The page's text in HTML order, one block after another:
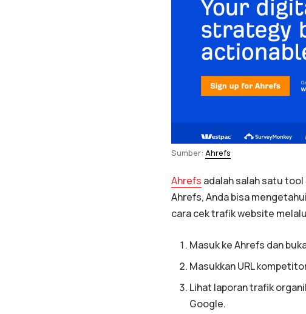
Sumber: Ahrefs
Ahrefs adalah salah satu
Ahrefs, Anda bisa
cara cek trafik website
Masuk ke Ahrefs dan
Masukkan URL
Lihat laporan trafik
Google.